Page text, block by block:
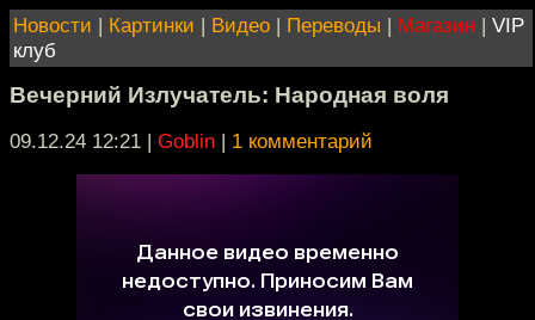
Новости | Картинки | Видео | Переводы | Магазин | VIP
клуб
Вечерний Излучатель: Народная воля
09.12.24 12:21 | Goblin | 1 комментарий